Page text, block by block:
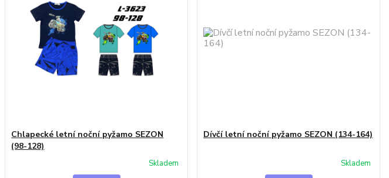
Chlapecké letní noční pyžamo SEZON
(98-128)
Skladem
Dívčí letní noční pyžamo SEZON (134-164)
Skladem